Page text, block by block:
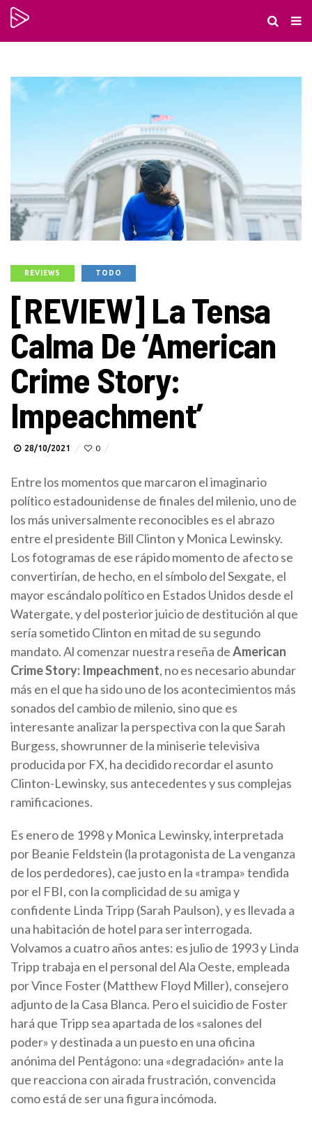
REVIEWS TODO
[REVIEW] La Tensa
Calma De ‘American
Crime Story:
Impeachment’
28/10/2021 0
Entre los momentos que marcaron el imaginario
político estadounidense de finales del milenio, uno de
los más universalmente reconocibles es el abrazo
entre el presidente Bill Clinton y Monica Lewinsky.
Los fotogramas de ese rápido momento de afecto se
convertirían, de hecho, en el símbolo del Sexgate, el
mayor escándalo político en Estados Unidos desde el
Watergate, y del posterior juicio de destitución al que
sería sometido Clinton en mitad de su segundo
mandato. Al comenzar nuestra reseña deAmerican
Crime Story: Impeachment, no es necesario abundar
más en el que ha sido uno de los acontecimientos más
sonados del cambio de milenio, sino que es
interesante analizar la perspectiva con la que Sarah
Burgess, showrunner de la miniserie televisiva
producida por FX, ha decidido recordar el asunto
Clinton-Lewinsky, sus antecedentes y sus complejas
ramificaciones.
Es enero de 1998 y Monica Lewinsky, interpretada
por Beanie Feldstein (la protagonista de La venganza
de los perdedores), cae justo en la «trampa» tendida
por el FBI, con la complicidad de su amiga y
confidente Linda Tripp (Sarah Paulson), y es llevada a
una habitación de hotel para ser interrogada.
Volvamos a cuatro años antes: es julio de 1993 y Linda
Tripp trabaja en el personal del Ala Oeste, empleada
por Vince Foster (Matthew Floyd Miller), consejero
adjunto de la Casa Blanca. Pero el suicidio de Foster
hará que Tripp sea apartada de los «salones del
poder» y destinada a un puesto en una oficina
anónima del Pentágono: una «degradación» ante la
que reacciona con airada frustración, convencida
como está de ser una figura incómoda.